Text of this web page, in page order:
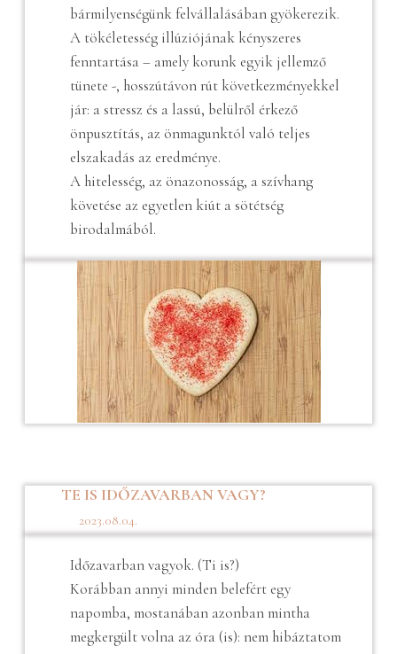
bármilyenségünk felvállalásában gyökerezik.
A tökéletesség illúziójának kényszeres
fenntartása – amely korunk egyik jellemző
tünete -, hosszútávon rút következményekkel
jár: a stressz és a lassú, belülről érkező
önpusztítás, az önmagunktól való teljes
elszakadás az eredménye.
A hitelesség, az önazonosság, a szívhang
követése az egyetlen kiút a sötétség
birodalmából.
TE IS IDŐZAVARBAN VAGY?
2023.08.04.
Időzavarban vagyok. (Ti is?)
Korábban annyi minden belefért egy
napomba, mostanában azonban mintha
megkergült volna az óra (is): nem hibáztatom